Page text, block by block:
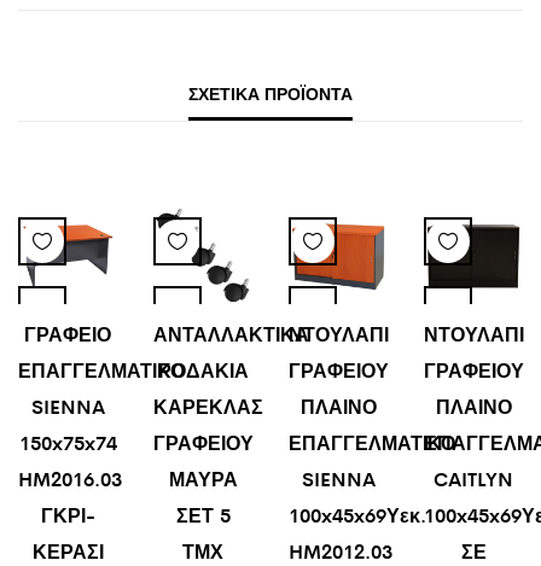
ΣΧΕΤΙΚΆ ΠΡΟΪΌΝΤΑ
ΓΡΑΦΕΙΟ
ΕΠΑΓΓΕΛΜΑΤΙΚΟ
SIENNA
150x75x74
HM2016.03
ΓΚΡΙ-
ΚΕΡΑΣΙ
ΑΝΤΑΛΛΑΚΤΙΚΑ
ΡΟΔΑΚΙΑ
ΚΑΡΕΚΛΑΣ
ΓΡΑΦΕΙΟΥ
ΜΑΥΡΑ
ΣΕΤ 5
ΤΜΧ
ΝΤΟΥΛΑΠΙ
ΓΡΑΦΕΙΟΥ
ΠΛΑΙΝΟ
ΕΠΑΓΓΕΛΜΑΤΙΚΟ
SIENNA
100x45x69Υεκ.
HM2012.03
ΝΤΟΥΛΑΠΙ
ΓΡΑΦΕΙΟΥ
ΠΛΑΙΝΟ
CAITLYN
ΣΕ